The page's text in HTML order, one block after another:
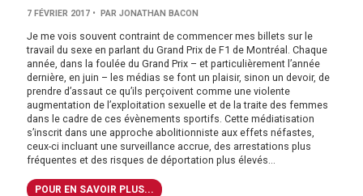
7 FÉVRIER 2017 • PAR JONATHAN BACON
Je me vois souvent contraint de commencer mes billets sur le
travail du sexe en parlant du Grand Prix de F1 de Montréal. Chaque
année, dans la foulée du Grand Prix – et particulièrement l’année
dernière, en juin – les médias se font un plaisir, sinon un devoir, de
prendre d’assaut ce qu’ils perçoivent comme une violente
augmentation de l’exploitation sexuelle et de la traite des femmes
dans le cadre de ces évènements sportifs. Cette médiatisation
s’inscrit dans une approche abolitionniste aux effets néfastes,
ceux-ci incluant une surveillance accrue, des arrestations plus
fréquentes et des risques de déportation plus élevés...
POUR EN SAVOIR PLUS...